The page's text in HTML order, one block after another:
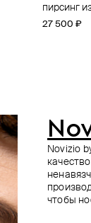
пирсинг
27 500 ₽
топ для
31 700 ₽
топ для
23 800 ₽
топ для
23 600 ₽
Novizio
чтобы